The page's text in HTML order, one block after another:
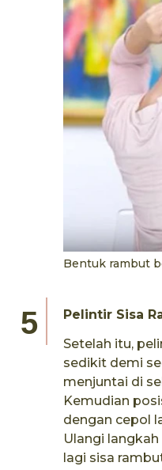
Bentuk rambut
Pelintir Sisa
Setelah itu,
sedikit demi
menjuntai di
Kemudian
dengan cepol
Ulangi
lagi sisa